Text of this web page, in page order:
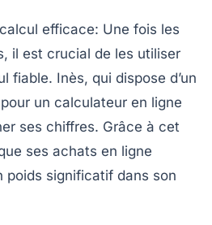
efficace: Une fois les
il est crucial de les utiliser
fiable. Inès, qui dispose d’un
un calculateur en ligne
ses chiffres. Grâce à cet
ses achats en ligne
poids significatif dans son